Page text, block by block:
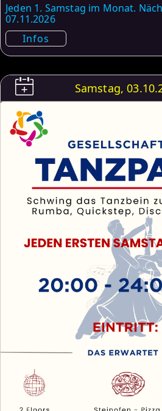
Jeden 1. Samstag im Monat.
07.11.2026
Infos
Samstag,